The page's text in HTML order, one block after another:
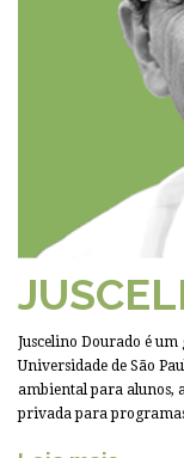
Juscelino Dourado é
Universidade de São
ambiental para alunos,
privada para